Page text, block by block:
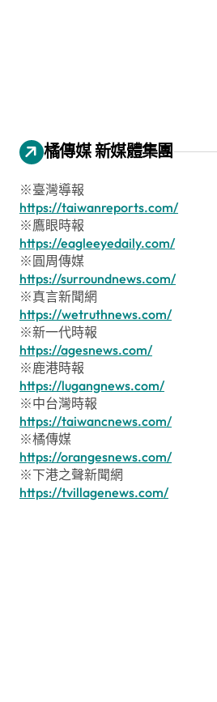
橘傳媒 新媒體集團
※臺灣導報
https://taiwanreports.com/
※鷹眼時報
https://eagleeyedaily.com/
※圓周傳媒
https://surroundnews.com/
※真言新聞網
https://wetruthnews.com/
※新一代時報
https://agesnews.com/
※鹿港時報
https://lugangnews.com/
※中台灣時報
https://taiwancnews.com/
※橘傳媒
https://orangesnews.com/
※下港之聲新聞網
https://tvillagenews.com/